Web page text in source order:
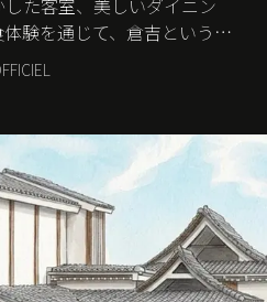
た客室、美しいダイニン
験を通じて、倉吉というま
る。